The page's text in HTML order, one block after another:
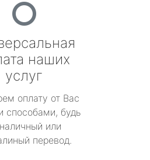
наших
услуг
оплату от Вас
способами, будь
или
перевод.